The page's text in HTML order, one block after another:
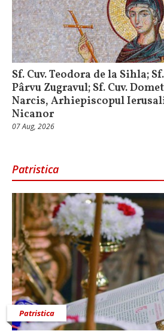
Sf. Cuv. Teodora de la Sihla;
Pârvu Zugravul; Sf. Cuv.
Narcis, Arhiepiscopul
Nicanor
07 Aug, 2026
Patristica
Patristica